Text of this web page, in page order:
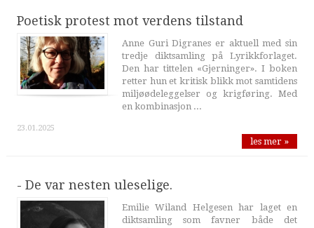
Poetisk protest mot verdens tilstand
Anne Guri Digranes er aktuell med sin
tredje diktsamling på Lyrikkforlaget.
Den har tittelen «Gjerninger». I boken
retter hun et kritisk blikk mot samtidens
miljøødeleggelser og krigføring. Med
en kombinasjon ...
23.01.2025
les mer »
- De var nesten uleselige.
Emilie Wiland Helgesen har laget en
diktsamling som favner både det